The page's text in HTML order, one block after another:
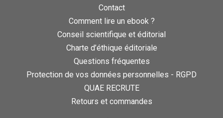
Contact
Comment lire un ebook ?
Conseil scientifique et éditorial
Charte d’éthique éditoriale
Questions fréquentes
Protection de vos données personnelles - RGPD
QUAE RECRUTE
Retours et commandes